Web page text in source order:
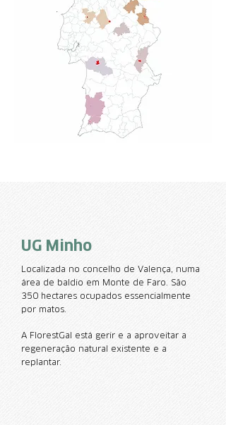
UG Minho
Localizada no concelho de Valença, numa
área de baldio em Monte de Faro. São
350 hectares ocupados essencialmente
por matos.
A FlorestGal está gerir e a aproveitar a
regeneração natural existente e a
replantar.